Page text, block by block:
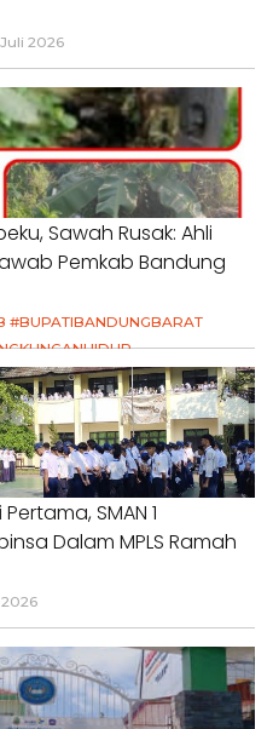
2026
Sawah Rusak: Ahli
Pemkab Bandung
#BUPATIBANDUNGBARAT
SMAN 1
Dalam MPLS Ramah
2026